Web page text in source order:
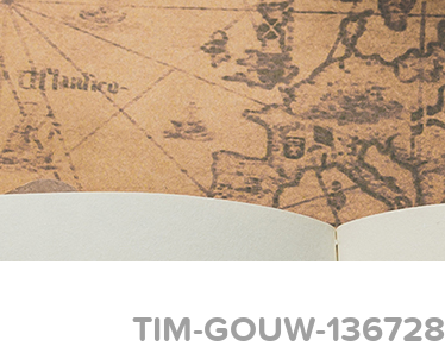
TIM-GOUW-136728